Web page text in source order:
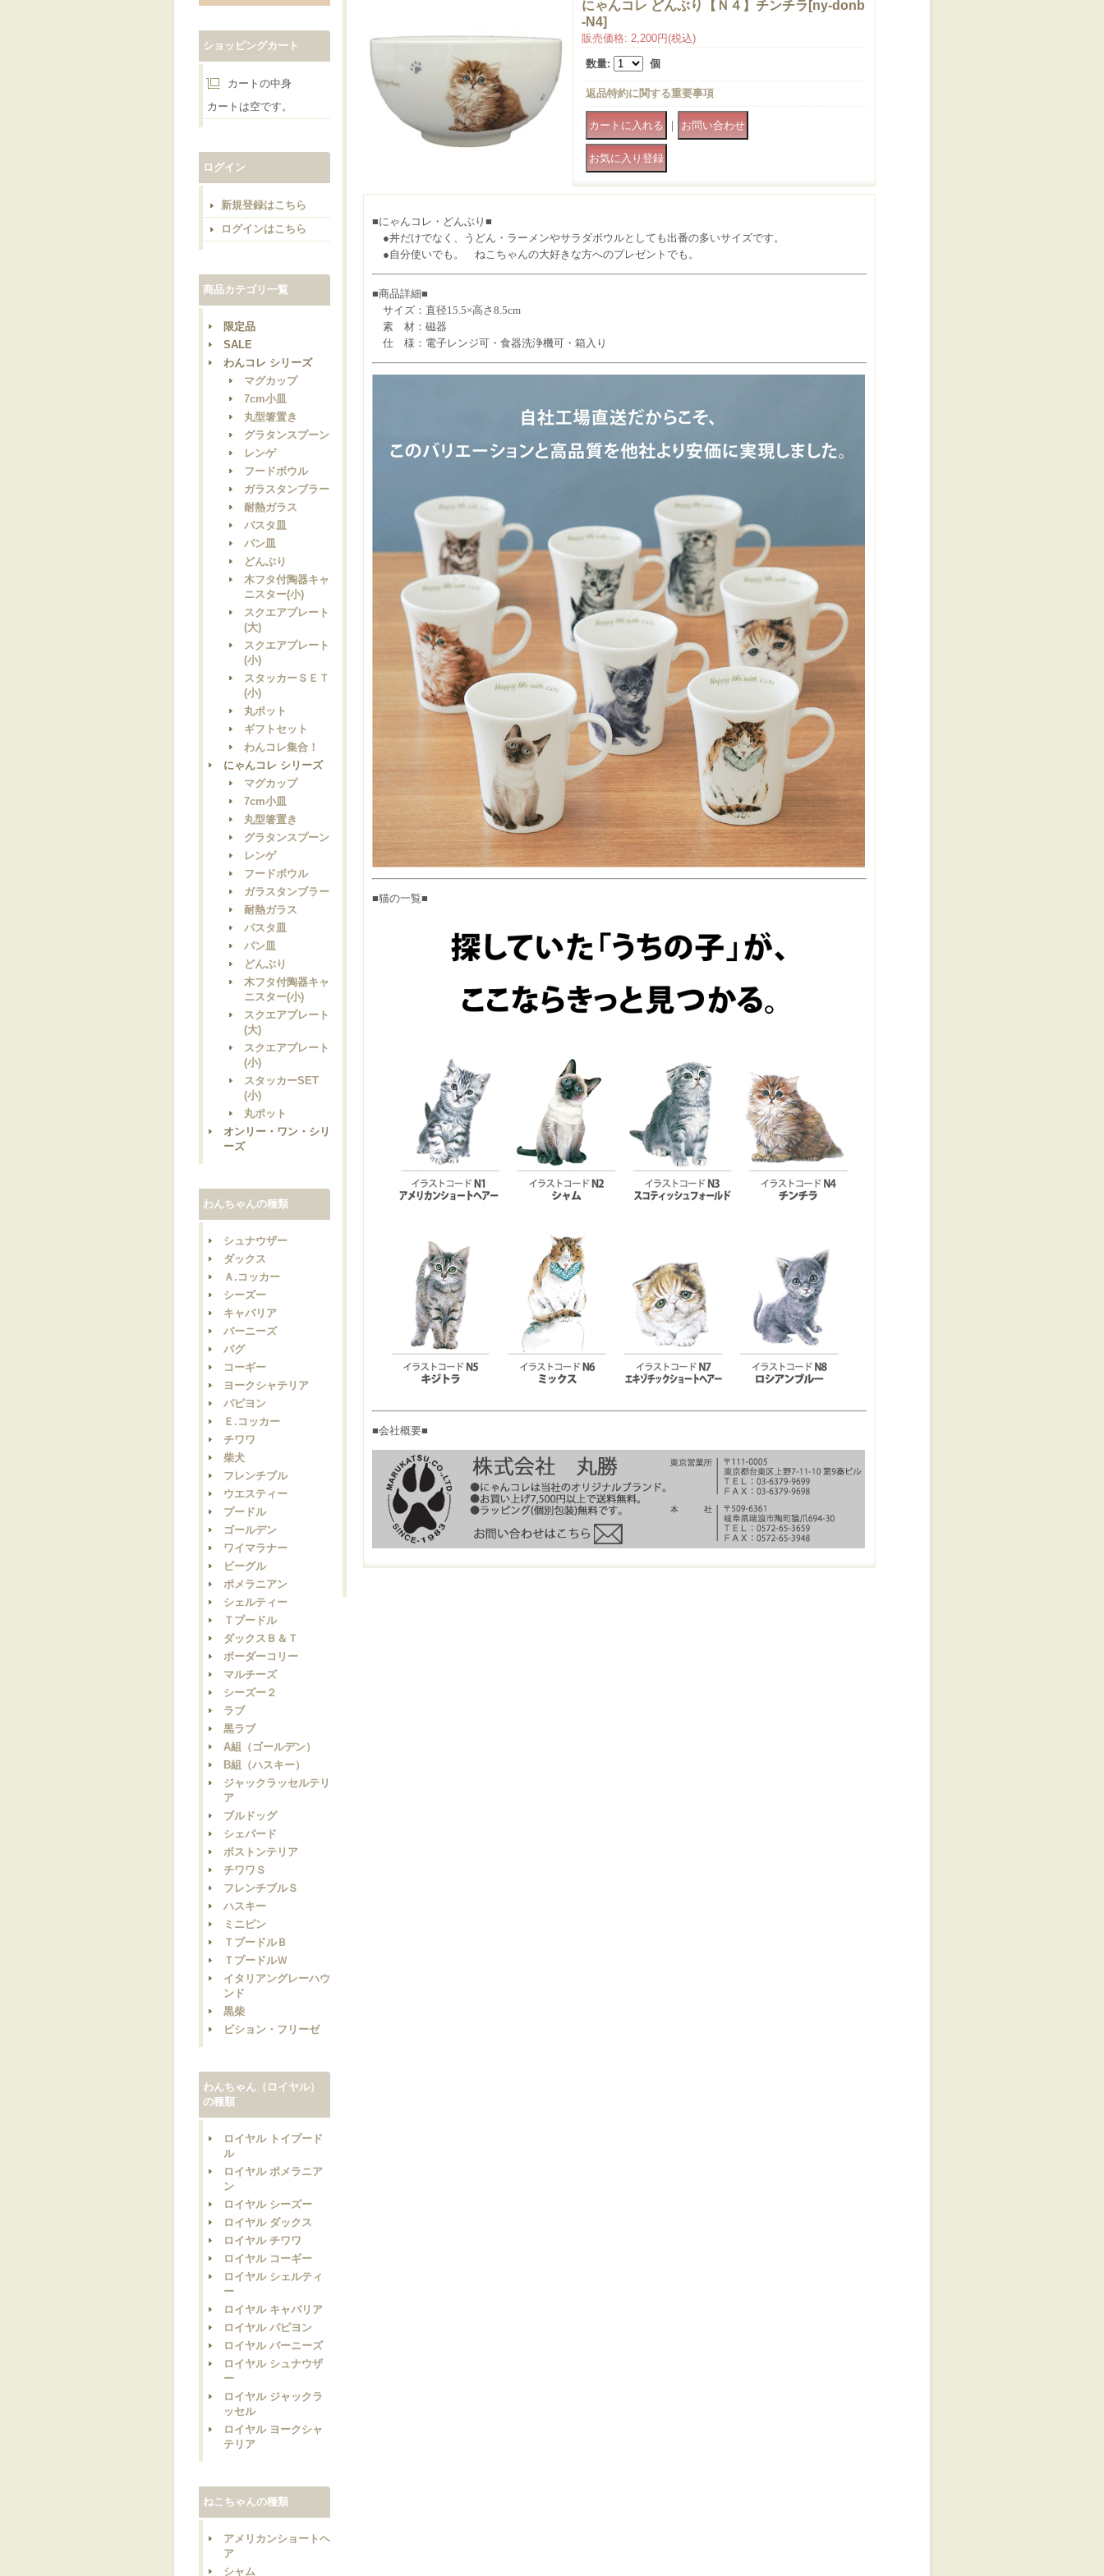
ショッピングカート
カートの中身
カートは空です。
ログイン
新規登録はこちら
ログインはこちら
商品カテゴリ一覧
限定品
SALE
わんコレ シリーズ
マグカップ
7cm小皿
丸型箸置き
グラタンスプーン
レンゲ
フードボウル
ガラスタンブラー
耐熱ガラス
パスタ皿
パン皿
どんぶり
木フタ付陶器キャ
ニスター(小)
スクエアプレート
(大)
スクエアプレート
(小)
スタッカーＳＥＴ
(小)
丸ポット
ギフトセット
わんコレ集合！
にゃんコレ シリーズ
マグカップ
7cm小皿
丸型箸置き
グラタンスプーン
レンゲ
フードボウル
ガラスタンブラー
耐熱ガラス
パスタ皿
パン皿
どんぶり
木フタ付陶器キャ
ニスター(小)
スクエアプレート
(大)
スクエアプレート
(小)
スタッカーSET
(小)
丸ポット
オンリー・ワン・シリ
ーズ
わんちゃんの種類
シュナウザー
ダックス
Ａ.コッカー
シーズー
キャバリア
バーニーズ
パグ
コーギー
ヨークシャテリア
パピヨン
Ｅ.コッカー
チワワ
柴犬
フレンチブル
ウエスティー
プードル
ゴールデン
ワイマラナー
ビーグル
ポメラニアン
シェルティー
Ｔプードル
ダックスＢ＆Ｔ
ボーダーコリー
マルチーズ
シーズー２
ラブ
黒ラブ
A組（ゴールデン）
B組（ハスキー）
ジャックラッセルテリ
ア
ブルドッグ
シェパード
ボストンテリア
チワワＳ
フレンチブルＳ
ハスキー
ミニピン
ＴプードルＢ
ＴプードルＷ
イタリアングレーハウ
ンド
黒柴
ビション・フリーゼ
わんちゃん（ロイヤル）
の種類
ロイヤル トイプード
ル
ロイヤル ポメラニア
ン
ロイヤル シーズー
ロイヤル ダックス
ロイヤル チワワ
ロイヤル コーギー
ロイヤル シェルティ
ー
ロイヤル キャバリア
ロイヤル パピヨン
ロイヤル バーニーズ
ロイヤル シュナウザ
ー
ロイヤル ジャックラ
ッセル
ロイヤル ヨークシャ
テリア
ねこちゃんの種類
アメリカンショートヘ
ア
シャム
にゃんコレ どんぶり【Ｎ４】チンチラ [ny-donb
-N4]
販売価格: 2,200円(税込)
数量: 個
返品特約に関する重要事項
｜
■にゃんコレ・どんぶり■
●丼だけでなく、うどん・ラーメンやサラダボウルとしても出番の多いサイズです。
●自分使いでも。 ねこちゃんの大好きな方へのプレゼントでも。
■商品詳細■
サイズ：直径15.5×高さ8.5cm
素 材：磁器
仕 様：電子レンジ可・食器洗浄機可・箱入り
■猫の一覧■
■会社概要■